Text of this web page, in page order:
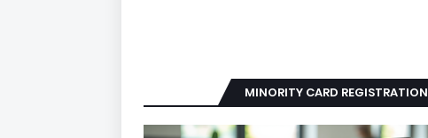
MINORITY CARD REGISTRATION